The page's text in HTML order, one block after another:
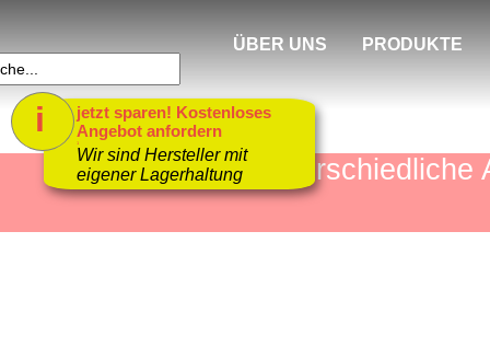
mehr als 4000
ÜBER UNS PRODUKTE
jetzt sparen! Kostenloses
Angebot anfordern
1
Wir sind Hersteller mit
eigener Lagerhaltung
i